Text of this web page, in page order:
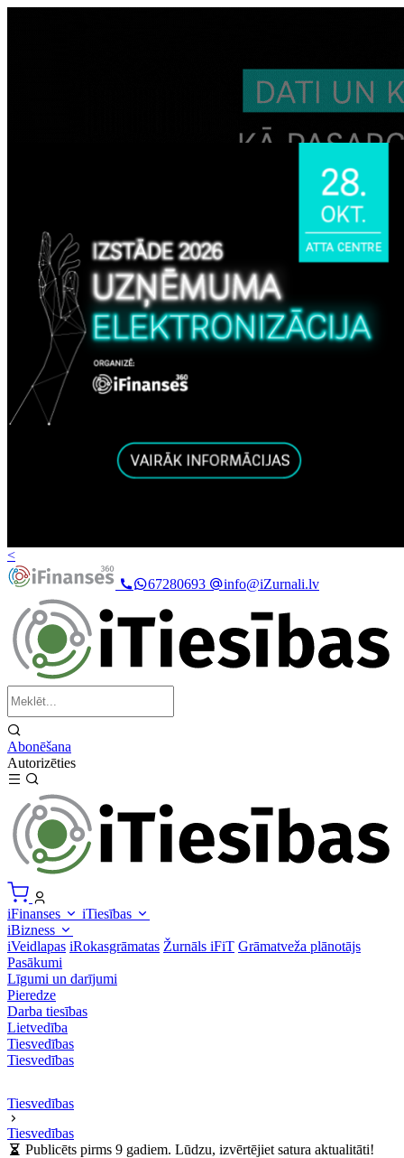
<
67280693
info@iZurnali.lv
Abonēšana
Autorizēties
iFinanses
iTiesības
iBizness
iVeidlapas iRokasgrāmatas Žurnāls iFiT Grāmatveža plānotājs
Pasākumi
Līgumi un darījumi
Pieredze
Darba tiesības
Lietvedība
Tiesvedības
Tiesvedības
Tiesvedības
Tiesvedības
Publicēts pirms 9 gadiem. Lūdzu, izvērtējiet satura aktualitāti!